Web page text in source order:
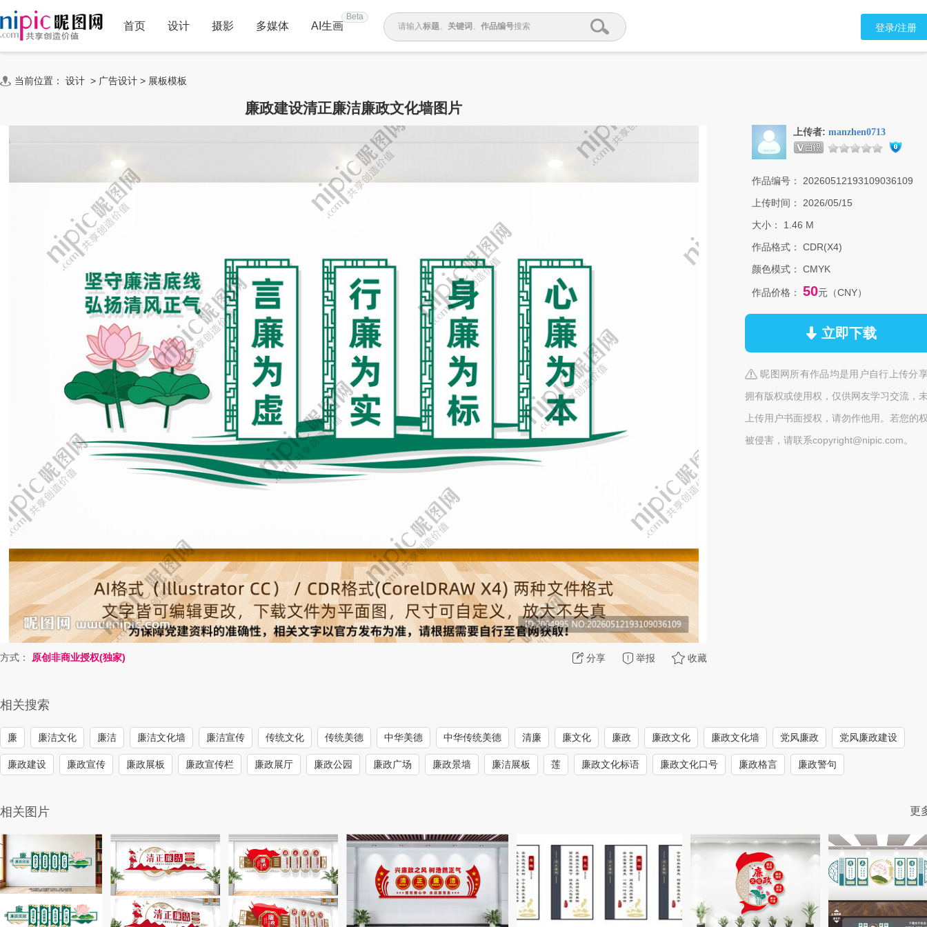
首页 设计 摄影 多媒体 AI生画
Beta
请输入标题、 关键词 、 作品编号搜索 登录/注册
当前位置： 设计 > 广告设计 > 展板模板
廉政建设清正廉洁廉政文化墙图片
分享 举报 收藏
方式： 原创非商业授权(独家)
上传者: manzhen0713
作品编号：
20260512193109036109
上传时间：
2026/05/15
大小：
1.46 M
作品格式：
CDR(X4)
颜色模式：
CMYK
作品价格： 50元（CNY）
立即下载
昵图网所有作品均是用户自行上传分
拥有版权或使用权，仅供网友学习交流，
上传用户书面授权，请勿作他用。若您的
被侵害，请联系copyright@nipic.com。
相关搜索
廉 廉洁文化 廉洁 廉洁文化墙 廉洁宣传 传统文化 传统美德 中华美德 中华传统美德 清廉 廉文化 廉政 廉政文化 廉政文化墙 党风廉政 党风廉政建设
廉政建设 廉政宣传 廉政展板 廉政宣传栏 廉政展厅 廉政公园 廉政广场 廉政景墙 廉洁展板 莲 廉政文化标语 廉政文化口号 廉政格言 廉政警句
相关图片 更